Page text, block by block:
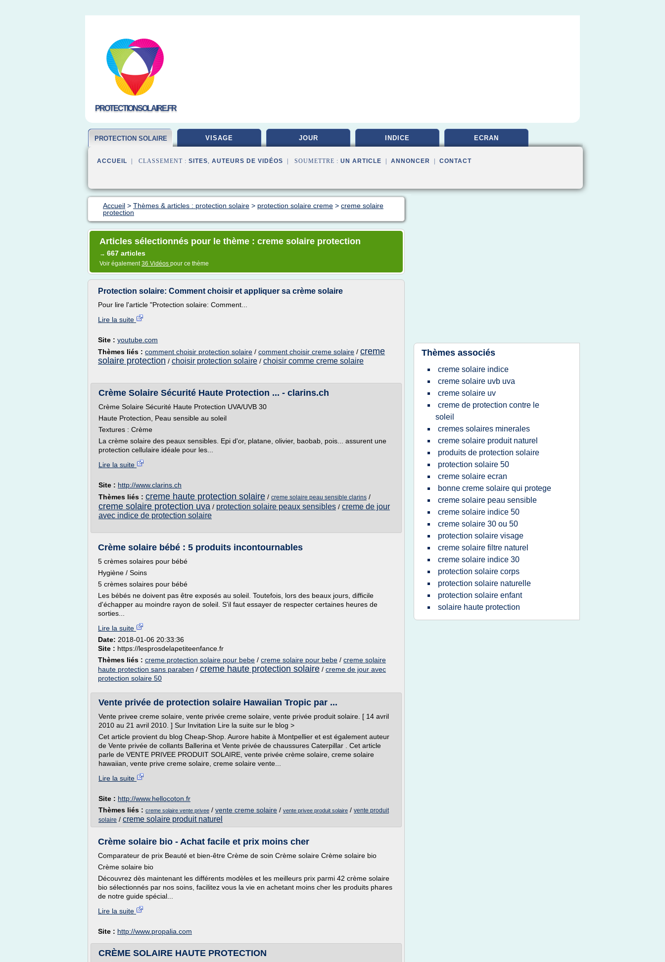
PROTECTIONSOLAIRE.FR
PROTECTION SOLAIRE VISAGE JOUR INDICE ECRAN
ACCUEIL | CLASSEMENT : SITES, AUTEURS DE VIDÉOS | SOUMETTRE : UN ARTICLE ANNONCER CONTACT
Accueil > Thèmes & articles : protection solaire > protection solaire creme > creme solaire
protection
Articles sélectionnés pour le thème : creme solaire protection
→ 667 articles
Voir également36 Vidéos pour ce thème
Protection solaire: Comment choisir et appliquer sa crème solaire
Pour lire l'article "Protection solaire: Comment...
Lire la suite
Site : youtube.com
Thèmes liés : comment choisir protection solaire / comment choisir creme solaire / creme
solaire protection / choisir protection solaire / choisir comme creme solaire
Crème Solaire Sécurité Haute Protection ... - clarins.ch
Crème Solaire Sécurité Haute Protection UVA/UVB 30
Haute Protection, Peau sensible au soleil
Textures : Crème
La crème solaire des peaux sensibles. Epi d'or, platane, olivier, baobab, pois... assurent une
protection cellulaire idéale pour les...
Lire la suite
Site : http://www.clarins.ch
Thèmes liés : creme haute protection solaire / creme solaire peau sensible clarins /
creme solaire protection uva / protection solaire peaux sensibles / creme de jour
avec indice de protection solaire
Crème solaire bébé : 5 produits incontournables
5 crèmes solaires pour bébé
Hygiène / Soins
5 crèmes solaires pour bébé
Les bébés ne doivent pas être exposés au soleil. Toutefois, lors des beaux jours, difficile
d'échapper au moindre rayon de soleil. S'il faut essayer de respecter certaines heures de
sorties...
Lire la suite
Date: 2018-01-06 20:33:36
Site : https://lesprosdelapetiteenfance.fr
Thèmes liés : creme protection solaire pour bebe / creme solaire pour bebe / creme solaire
haute protection sans paraben / creme haute protection solaire / creme de jour avec
protection solaire 50
Vente privée de protection solaire Hawaiian Tropic par ...
Vente privee creme solaire, vente privée creme solaire, vente privée produit solaire. [ 14 avril
2010 au 21 avril 2010. ] Sur Invitation Lire la suite sur le blog >
Cet article provient du blog Cheap-Shop. Aurore habite à Montpellier et est également auteur
de Vente privée de collants Ballerina et Vente privée de chaussures Caterpillar . Cet article
parle de VENTE PRIVEE PRODUIT SOLAIRE, vente privée crème solaire, creme solaire
hawaiian, vente prive creme solaire, creme solaire vente...
Lire la suite
Site : http://www.hellocoton.fr
Thèmes liés : creme solaire vente privee / vente creme solaire / vente privee produit solaire / vente produit
solaire / creme solaire produit naturel
Crème solaire bio - Achat facile et prix moins cher
Comparateur de prix Beauté et bien-être Crème de soin Crème solaire Crème solaire bio
Crème solaire bio
Découvrez dès maintenant les différents modèles et les meilleurs prix parmi 42 crème solaire
bio sélectionnés par nos soins, facilitez vous la vie en achetant moins cher les produits phares
de notre guide spécial...
Lire la suite
Site : http://www.propalia.com
CRÈME SOLAIRE HAUTE PROTECTION
Thèmes associés
creme solaire indice
creme solaire uvb uva
creme solaire uv
creme de protection contre le
soleil
cremes solaires minerales
creme solaire produit naturel
produits de protection solaire
protection solaire 50
creme solaire ecran
bonne creme solaire qui protege
creme solaire peau sensible
creme solaire indice 50
creme solaire 30 ou 50
protection solaire visage
creme solaire filtre naturel
creme solaire indice 30
protection solaire corps
protection solaire naturelle
protection solaire enfant
solaire haute protection